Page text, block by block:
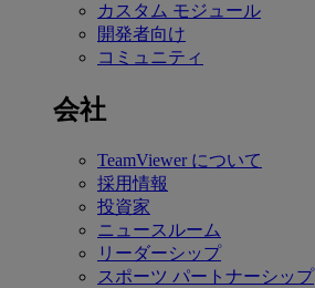
カスタム モジュール
開発者向け
コミュニティ
会社
TeamViewer について
採用情報
投資家
ニュースルーム
リーダーシップ
スポーツ パートナーシップ